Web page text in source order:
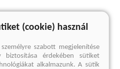
nincs találat
(cookie) használ
szabott megjelenítése
biztosítása érdekében sütiket
alkalmazunk. A sütik